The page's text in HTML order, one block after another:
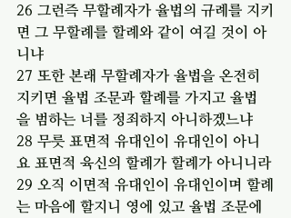
26 그런즉 무할례자가 율법의 규례를 지키
면 그 무할례를 할례와 같이 여길 것이 아
니냐
27 또한 본래 무할례자가 율법을 온전히
지키면 율법 조문과 할례를 가지고 율법
을 범하는 너를 정죄하지 아니하겠느냐
28 무릇 표면적 유대인이 유대인이 아니
요 표면적 육신의 할례가 할례가 아니니라
29 오직 이면적 유대인이 유대인이며 할례
는 마음에 할지니 영에 있고 율법 조문에